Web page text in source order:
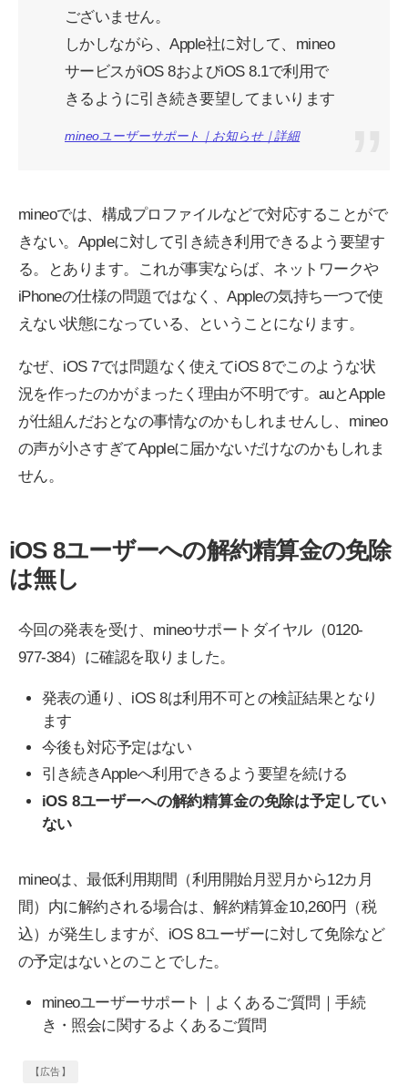
ございません。
しかしながら、Apple社に対して、mineo
サービスがiOS 8およびiOS 8.1で利用で
きるように引き続き要望してまいります
mineoユーザーサポート｜お知らせ｜詳細
mineoでは、構成プロファイルなどで対応することがで
きない。Appleに対して引き続き利用できるよう要望す
る。とあります。これが事実ならば、ネットワークや
iPhoneの仕様の問題ではなく、Appleの気持ち一つで使
えない状態になっている、ということになります。
なぜ、iOS 7では問題なく使えてiOS 8でこのような状
況を作ったのかがまったく理由が不明です。auとApple
が仕組んだおとなの事情なのかもしれませんし、mineo
の声が小さすぎてAppleに届かないだけなのかもしれま
せん。
iOS 8ユーザーへの解約精算金の免除
は無し
今回の発表を受け、mineoサポートダイヤル（0120-
977-384）に確認を取りました。
発表の通り、iOS 8は利用不可との検証結果となり
ます
今後も対応予定はない
引き続きAppleへ利用できるよう要望を続ける
iOS 8ユーザーへの解約精算金の免除は予定してい
ない
mineoは、最低利用期間（利用開始月翌月から12カ月
間）内に解約される場合は、解約精算金10,260円（税
込）が発生しますが、iOS 8ユーザーに対して免除など
の予定はないとのことでした。
mineoユーザーサポート｜よくあるご質問｜手続
き・照会に関するよくあるご質問
【広告】